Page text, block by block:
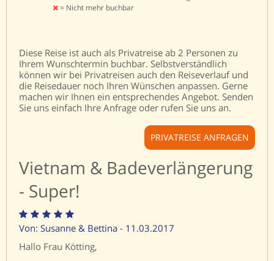
= Nicht mehr buchbar
Diese Reise ist auch als Privatreise ab 2 Personen zu
Ihrem Wunschtermin buchbar. Selbstverständlich
können wir bei Privatreisen auch den Reiseverlauf und
die Reisedauer noch Ihren Wünschen anpassen. Gerne
machen wir Ihnen ein entsprechendes Angebot. Senden
Sie uns einfach Ihre Anfrage oder rufen Sie uns an.
PRIVATREISE ANFRAGEN
Vietnam & Badeverlängerung
- Super!
Von: Susanne & Bettina - 11.03.2017
Hallo Frau Kötting,